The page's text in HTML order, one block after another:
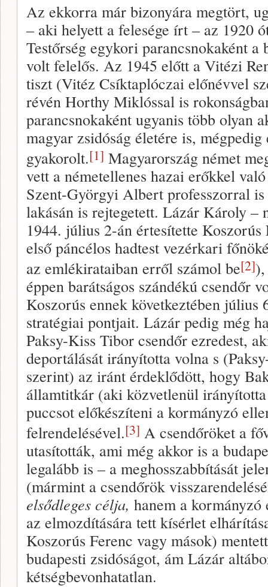
Az ekkorra már bizonyára megtört,
– aki helyett a felesége írt – az 1920
Testőrség egykori parancsnokaként
volt felelős. Az 1945 előtt a Vitézi
tiszt (Vitéz Csíktaplóczai előnévvel
révén Horthy Miklóssal is
parancsnokaként ugyanis több olyan
magyar zsidóság életére is,
gyakorolt.[1] Magyarország német
vett a németellenes hazai erőkkel
Szent-Györgyi Albert professzorral
lakásán is rejtegetett. Lázár Károly –
1944. július 2-án értesítette
első páncélos hadtest vezérkari
az emlékirataiban erről számol be[2]
éppen barátságos szándékú csendőr
Koszorús ennek következtében július
stratégiai pontjait. Lázár pedig még
Paksy-Kiss Tibor csendőr ezredest,
deportálását irányította volna s
szerint) az iránt érdeklődött, hogy
államtitkár (aki közvetlenül
puccsot előkészíteni a kormányzó
felrendelésével.[3] A csendőröket a
utasították, ami még akkor is a
legalább is – a meghosszabbítását
(mármint a csendőrök
elsődleges célja, hanem a kormányzó
az elmozdítására tett kísérlet
Koszorús Ferenc vagy mások)
budapesti zsidóságot, ám Lázár
kétségbevonhatatlan.